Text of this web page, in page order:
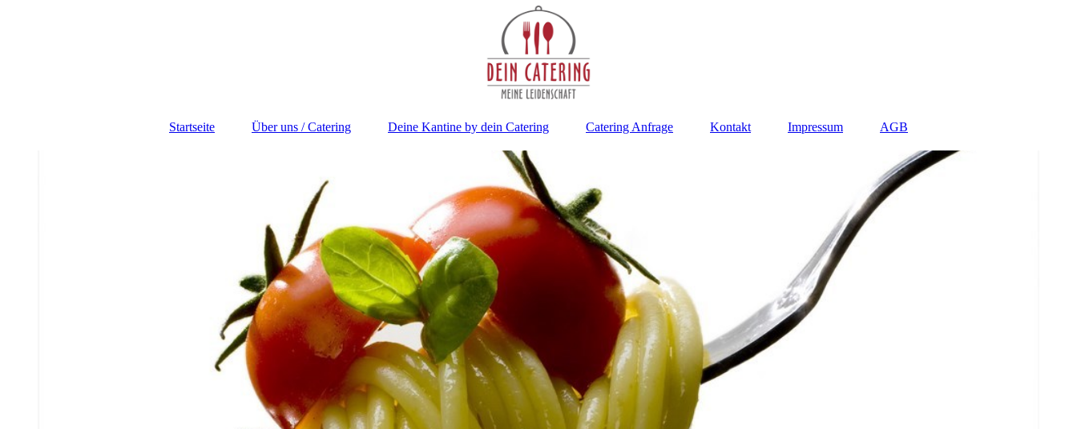
Startseite Über uns / Catering Deine Kantine by dein Catering Catering Anfrage Kontakt Impressum AGB